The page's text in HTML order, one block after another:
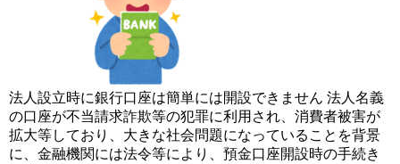
法人設立時に銀行口座は簡単には開設できません 法人名義
の口座が不当請求詐欺等の犯罪に利用され、消費者被害が
拡大等しており、大きな社会問題になっていることを背景
に、金融機関には法令等により、預金口座開設時の手続き